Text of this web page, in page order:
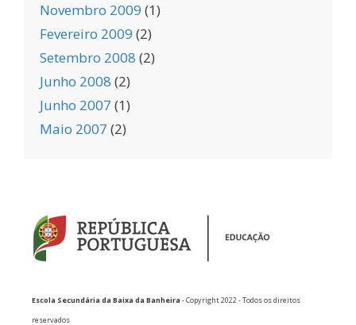
Novembro 2009 (1)
Fevereiro 2009 (2)
Setembro 2008 (2)
Junho 2008 (2)
Junho 2007 (1)
Maio 2007 (2)
Escola Secundária da Baixa da Banheira - Copyright 2022 - Todos os direitos
reservados